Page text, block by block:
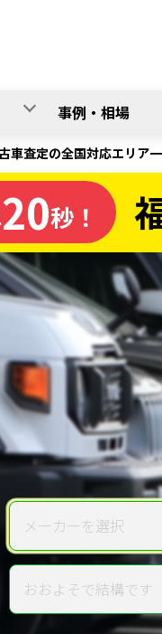
事例・相場
車査定の全国対応エリア
車買取な
の査定を提案。
20秒！
メーカーを選択
おおよそで結構です